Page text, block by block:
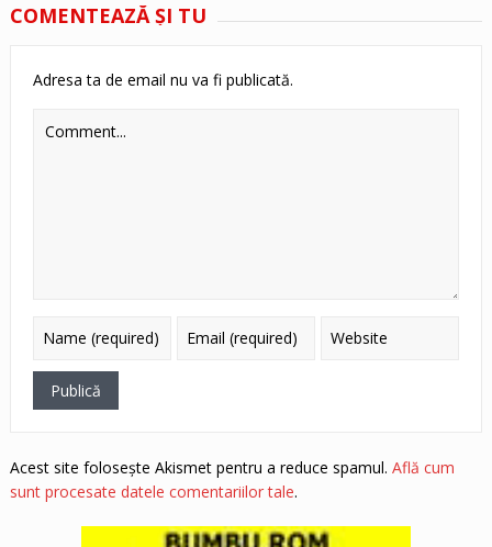
COMENTEAZĂ ŞI TU
Adresa ta de email nu va fi publicată.
Acest site folosește Akismet pentru a reduce spamul. Află cum
sunt procesate datele comentariilor tale.